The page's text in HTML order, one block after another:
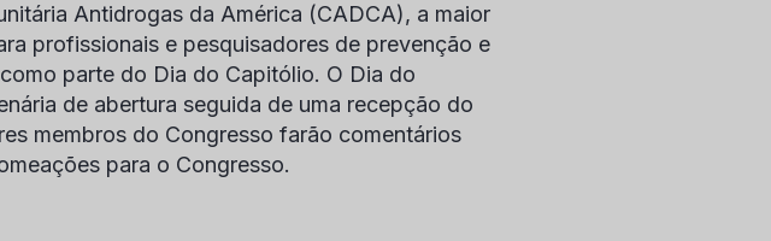
Antidrogas da América (CADCA), a maior
profissionais e pesquisadores de prevenção e
parte do Dia do Capitólio. O Dia do
de abertura seguida de uma recepção do
membros do Congresso farão comentários
para o Congresso.